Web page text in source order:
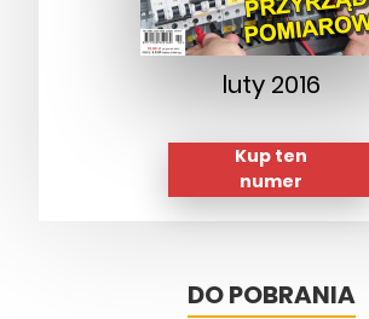
luty 2016
Kup ten
numer
DO POBRANIA